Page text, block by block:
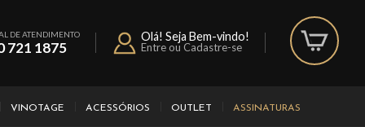
DE ATENDIMENTO
721 1875
Olá! Seja Bem-vindo!
Entre ou Cadastre-se
VINOTAGE ACESSÓRIOS OUTLET ASSINATURAS